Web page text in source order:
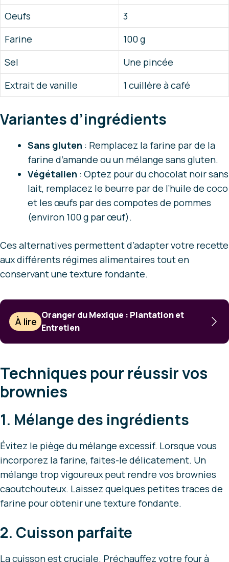
Oeufs
3
Farine
100 g
Sel
Une pincée
Extrait de vanille
1 cuillère à café
Variantes d’ingrédients
Sans gluten : Remplacez la farine par de la
farine d’amande ou un mélange sans gluten.
Végétalien : Optez pour du chocolat noir sans
lait, remplacez le beurre par de l’huile de coco
et les œufs par des compotes de pommes
(environ 100 g par œuf).
Ces alternatives permettent d’adapter votre recette
aux différents régimes alimentaires tout en
conservant une texture fondante.
À lire
Oranger du Mexique : Plantation et
Entretien
Techniques pour réussir vos
brownies
1. Mélange des ingrédients
Évitez le piège du mélange excessif. Lorsque vous
incorporez la farine, faites-le délicatement. Un
mélange trop vigoureux peut rendre vos brownies
caoutchouteux. Laissez quelques petites traces de
farine pour obtenir une texture fondante.
2. Cuisson parfaite
La cuisson est cruciale. Préchauffez votre four à